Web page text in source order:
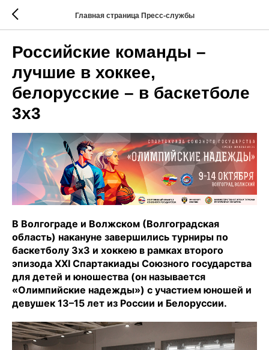
Главная страница Пресс-службы
​​​​​​​Российские команды –
лучшие в хоккее,
белорусские – в баскетболе
3х3
В Волгограде и Волжском (Волгоградская
область) накануне завершились турниры по
баскетболу 3х3 и хоккею в рамках второго
эпизода XXI Спартакиады Союзного государства
для детей и юношества (он называется
«Олимпийские надежды») с участием юношей и
девушек 13–15 лет из России и Белоруссии.